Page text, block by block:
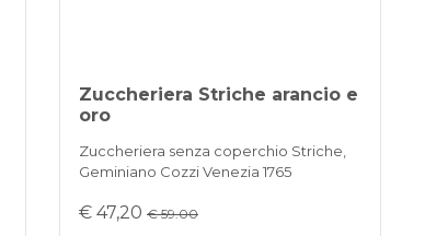
Zuccheriera Striche arancio e
oro
Zuccheriera senza coperchio Striche,
Geminiano Cozzi Venezia 1765
€ 47,20€ 59.00